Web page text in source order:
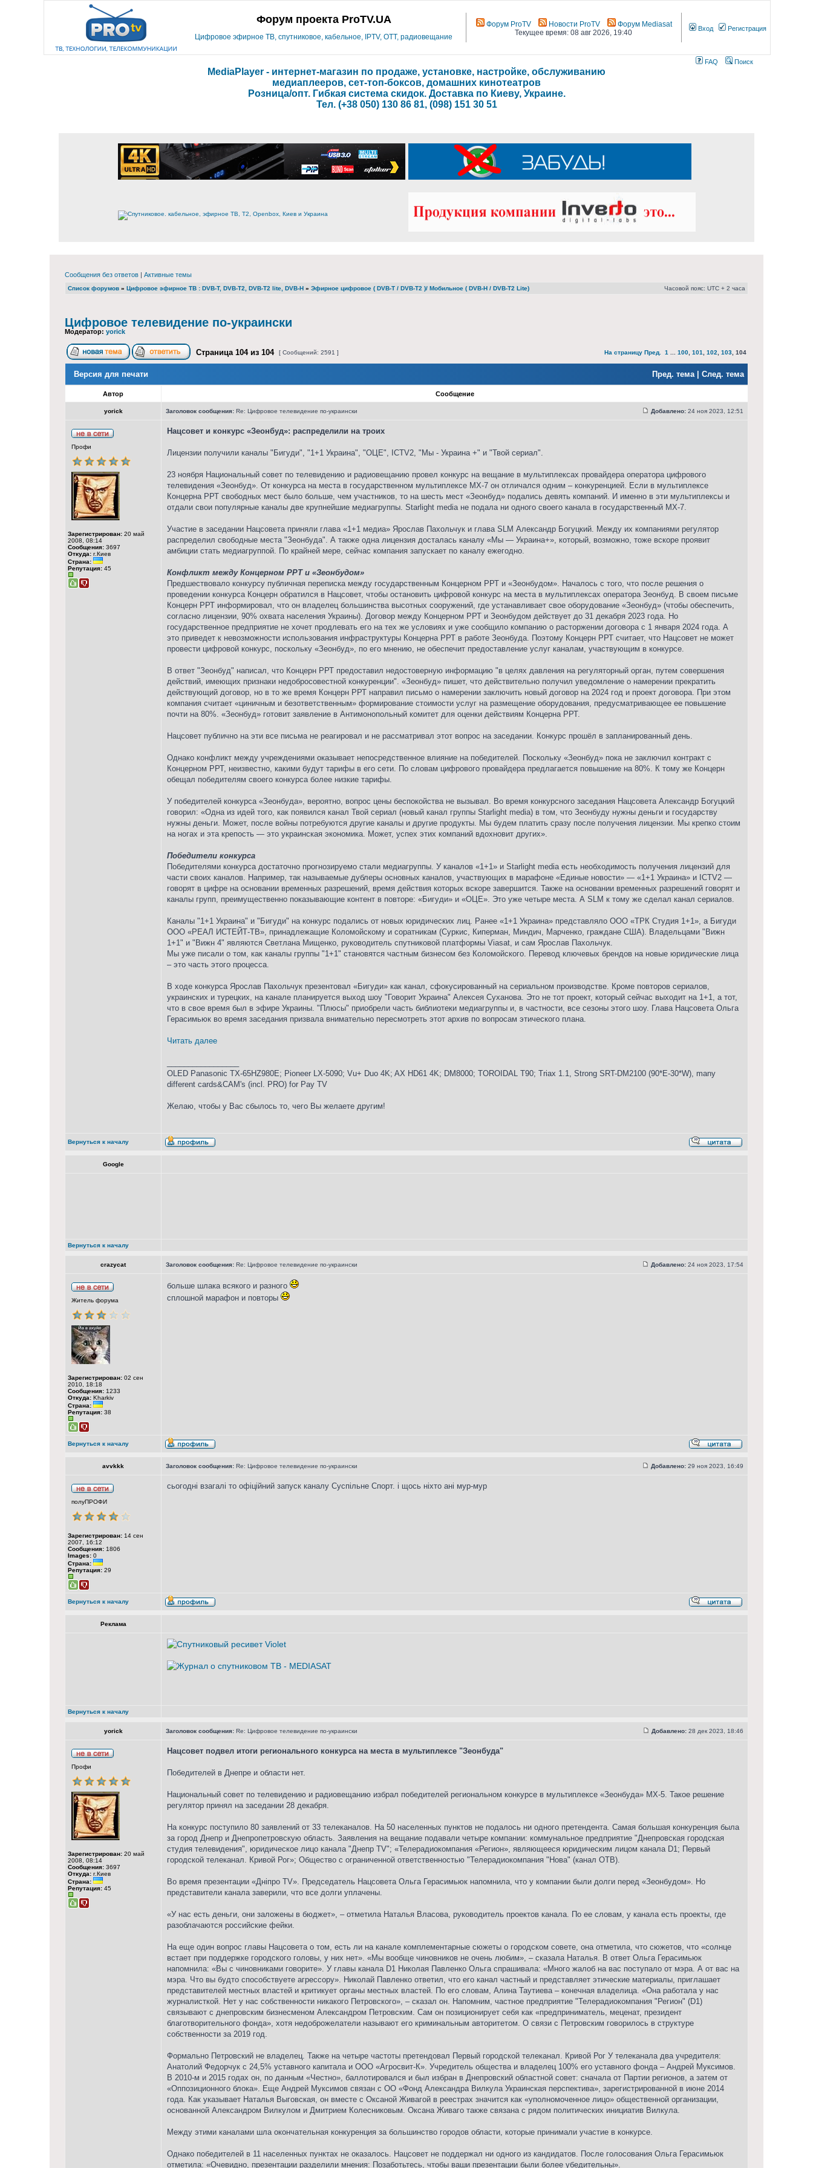
Форум проекта ProTV.UA
Цифровое эфирное ТВ, спутниковое, кабельное, IPTV, OTT, радиовещание
Форум ProTV Новости ProTV
Форум Mediasat
Текущее время: 08 авг 2026, 19:40
Вход Регистрация
FAQ Поиск
MediaPlayer - интернет-магазин по продаже, установке, настройке, обслуживанию
медиаплееров, сет-топ-боксов, домашних кинотеатров
Розница/опт. Гибкая система скидок. Доставка по Киеву, Украине.
Тел. (+38 050) 130 86 81, (098) 151 30 51
Сообщения без ответов | Активные темы
Список форумов » Цифровое эфирное ТВ : DVB-T, DVB-T2, DVB-T2 lite, DVB-H » Эфирное цифровое ( DVB-T / DVB-T2 )/ Мобильное ( DVB-H / DVB-T2 Lite) Часовой пояс: UTC + 2 часа
Цифровое телевидение по-украински
Модератор: yorick
Страница 104из 104 [ Сообщений: 2591 ] На страницу Пред. 1 100 101 102 103 104
Версия для печати Пред. тема| След. тема
Автор Сообщение
yorick Заголовок сообщения: Re: Цифровое телевидение по-украински Добавлено: 24 ноя 2023, 12:51
Профи
Зарегистрирован: 20 май
2008, 08:14
Сообщения: 3697
Откуда: г.Киев
Страна:
Репутация: 45
Нацсовет и конкурс «Зеонбуд»: распределили на троих
Лицензии получили каналы "Бигуди", "1+1 Украина", "ОЦЕ", ICTV2, "Мы - Украина +" и "Твой сериал".
23 ноября Национальный совет по телевидению и радиовещанию провел конкурс на вещание в мультиплексах провайдера оператора цифрового
телевидения «Зеонбуд». От конкурса на места в государственном мультиплексе МХ-7 он отличался одним – конкуренцией. Если в мультиплексе
Концерна РРТ свободных мест было больше, чем участников, то на шесть мест «Зеонбуд» подались девять компаний. И именно в эти мультиплексы и
отдали свои популярные каналы две крупнейшие медиагруппы. Starlight media не подала ни одного своего канала в государственный МХ-7.
Участие в заседании Нацсовета приняли глава «1+1 медиа» Ярослав Пахольчук и глава SLM Александр Богуцкий. Между их компаниями регулятор
распределил свободные места "Зеонбуда". А также одна лицензия досталась каналу «Мы — Украина+», который, возможно, тоже вскоре проявит
амбиции стать медиагруппой. По крайней мере, сейчас компания запускает по каналу ежегодно.
Конфликт между Концерном РРТ и «Зеонбудом»
Предшествовало конкурсу публичная переписка между государственным Концерном РРТ и «Зеонбудом». Началось с того, что после решения о
проведении конкурса Концерн обратился в Нацсовет, чтобы остановить цифровой конкурс на места в мультиплексах оператора Зеонбуд. В своем письме
Концерн РРТ информировал, что он владелец большинства высотных сооружений, где устанавливает свое оборудование «Зеонбуд» (чтобы обеспечить,
согласно лицензии, 90% охвата населения Украины). Договор между Концерном РРТ и Зеонбудом действует до 31 декабря 2023 года. Но
государственное предприятие не хочет продлевать его на тех же условиях и уже сообщило компанию о расторжении договора с 1 января 2024 года. А
это приведет к невозможности использования инфраструктуры Концерна РРТ в работе Зеонбуда. Поэтому Концерн РРТ считает, что Нацсовет не может
провести цифровой конкурс, поскольку «Зеонбуд», по его мнению, не обеспечит предоставление услуг каналам, участвующим в конкурсе.
В ответ "Зеонбуд" написал, что Концерн РРТ предоставил недостоверную информацию "в целях давления на регуляторный орган, путем совершения
действий, имеющих признаки недобросовестной конкуренции". «Зеонбуд» пишет, что действительно получил уведомление о намерении прекратить
действующий договор, но в то же время Концерн РРТ направил письмо о намерении заключить новый договор на 2024 год и проект договора. При этом
компания считает «циничным и безответственным» формирование стоимости услуг на размещение оборудования, предусматривающее ее повышение
почти на 80%. «Зеонбуд» готовит заявление в Антимонопольный комитет для оценки действиям Концерна РРТ.
Нацсовет публично на эти все письма не реагировал и не рассматривал этот вопрос на заседании. Конкурс прошёл в запланированный день.
Однако конфликт между учреждениями оказывает непосредственное влияние на победителей. Поскольку «Зеонбуд» пока не заключил контракт с
Концерном РРТ, неизвестно, какими будут тарифы в его сети. По словам цифрового провайдера предлагается повышение на 80%. К тому же Концерн
обещал победителям своего конкурса более низкие тарифы.
У победителей конкурса «Зеонбуда», вероятно, вопрос цены беспокойства не вызывал. Во время конкурсного заседания Нацсовета Александр Богуцкий
говорил: «Одна из идей того, как появился канал Твой сериал (новый канал группы Starlight media) в том, что Зеонбуду нужны деньги и государству
нужны деньги. Может, после войны потребуются другие каналы и другие продукты. Мы будем платить сразу после получения лицензии. Мы крепко стоим
на ногах и эта крепость — это украинская экономика. Может, успех этих компаний вдохновит других».
Победители конкурса
Победителями конкурса достаточно прогнозируемо стали медиагруппы. У каналов «1+1» и Starlight media есть необходимость получения лицензий для
части своих каналов. Например, так называемые дублеры основных каналов, участвующих в марафоне «Единые новости» — «1+1 Украина» и ICTV2 —
говорят в цифре на основании временных разрешений, время действия которых вскоре завершится. Также на основании временных разрешений говорят и
каналы групп, преимущественно показывающие контент в повторе: «Бигуди» и «ОЦЕ». Это уже четыре места. А SLM к тому же сделал канал сериалов.
Каналы "1+1 Украина" и "Бигуди" на конкурс подались от новых юридических лиц. Ранее «1+1 Украина» представляло ООО «ТРК Студия 1+1», а Бигуди
ООО «РЕАЛ ИСТЕЙТ-ТВ», принадлежащие Коломойскому и соратникам (Суркис, Киперман, Миндич, Марченко, граждане США). Владельцами "Вижн
1+1" и "Вижн 4" являются Светлана Мищенко, руководитель спутниковой платформы Viasat, и сам Ярослав Пахольчук.
Мы уже писали о том, как каналы группы "1+1" становятся частным бизнесом без Коломойского. Перевод ключевых брендов на новые юридические лица
– это часть этого процесса.
В ходе конкурса Ярослав Пахольчук презентовал «Бигуди» как канал, сфокусированный на сериальном производстве. Кроме повторов сериалов,
украинских и турецких, на канале планируется выход шоу "Говорит Украина" Алексея Суханова. Это не тот проект, который сейчас выходит на 1+1, а тот,
что в свое время был в эфире Украины. "Плюсы" приобрели часть библиотеки медиагруппы и, в частности, все сезоны этого шоу. Глава Нацсовета Ольга
Герасимьюк во время заседания призвала внимательно пересмотреть этот архив по вопросам этического плана.
Читать далее
OLED Panasonic TX-65HZ980E; Pioneer LX-5090; Vu+ Duo 4K; AX HD61 4K; DM8000; TOROIDAL T90; Triax 1.1, Strong SRT-DM2100 (90*E-30*W), many
different cards&CAM's (incl. PRO) for Pay TV
Желаю, чтобы у Вас сбылось то, чего Вы желаете другим!
Вернуться к началу
Google
Вернуться к началу
crazycat Заголовок сообщения: Re: Цифровое телевидение по-украински Добавлено: 24 ноя 2023, 17:54
Житель форума
Зарегистрирован: 02 сен
2010, 18:18
Сообщения: 1233
Откуда: Kharkiv
Страна:
Репутация: 38
больше шлака всякого и разного
сплошной марафон и повторы
Вернуться к началу
avvkkk Заголовок сообщения: Re: Цифровое телевидение по-украински Добавлено: 29 ноя 2023, 16:49
полуПРОФИ
Зарегистрирован: 14 сен
2007, 16:12
Сообщения: 1806
Images: 0
Страна:
Репутация: 29
сьогодні взагалі то офіційний запуск каналу Суспільне Спорт. і щось ніхто ані мур-мур
Вернуться к началу
Реклама
Вернуться к началу
yorick Заголовок сообщения: Re: Цифровое телевидение по-украински Добавлено: 28 дек 2023, 18:46
Профи
Зарегистрирован: 20 май
2008, 08:14
Сообщения: 3697
Откуда: г.Киев
Страна:
Репутация: 45
Нацсовет подвел итоги регионального конкурса на места в мультиплексе "Зеонбуда"
Победителей в Днепре и области нет.
Национальный совет по телевидению и радиовещанию избрал победителей региональном конкурсе в мультиплексе «Зеонбуда» МХ-5. Такое решение
регулятор принял на заседании 28 декабря.
На конкурс поступило 80 заявлений от 33 телеканалов. На 50 населенных пунктов не подалось ни одного претендента. Самая большая конкуренция была
за город Днепр и Днепропетровскую область. Заявления на вещание подавали четыре компании: коммунальное предприятие "Днепровская городская
студия телевидения", юридическое лицо канала "Днепр TV"; «Телерадиокомпания «Регион», являющееся юридическим лицом канала D1; Первый
городской телеканал. Кривой Рог»; Общество с ограниченной ответственностью "Телерадиокомпания "Нова" (канал ОТВ).
Во время презентации «Дніпро TV». Председатель Нацсовета Ольга Герасимьюк напомнила, что у компании были долги перед «Зеонбудом». Но
представители канала заверили, что все долги уплачены.
«У нас есть деньги, они заложены в бюджет», – отметила Наталья Власова, руководитель проектов канала. По ее словам, у канала есть проекты, где
разоблачаются российские фейки.
На еще один вопрос главы Нацсовета о том, есть ли на канале комплементарные сюжеты о городском совете, она отметила, что сюжетов, что «солнце
встает при поддержке городского головы, у них нет». «Мы вообще чиновников не очень любим», – сказала Наталья. В ответ Ольга Герасимьюк
напомнила: «Вы с чиновниками говорите». У главы канала D1 Николая Павленко Ольга спрашивала: «Много жалоб на вас поступало от мэра. А от вас на
мэра. Что вы будто способствуете агрессору». Николай Павленко ответил, что его канал частный и представляет этические материалы, приглашает
представителей местных властей и критикует органы местных властей. По его словам, Алина Таутиева – конечная владелица. «Она работала у нас
журналисткой. Нет у нас собственности никакого Петровского», – сказал он. Напомним, частное предприятие "Телерадиокомпания "Регион" (D1)
связывают с днепровским бизнесменом Александром Петровским. Сам он позиционирует себя как «предприниматель, меценат, президент
благотворительного фонда», хотя недоброжелатели называют его криминальным авторитетом. О связи с Петровским говорилось в структуре
собственности за 2019 год.
Формально Петровский не владелец. Также на четыре частоты претендовал Первый городской телеканал. Кривой Рог У телеканала два учредителя:
Анатолий Федорчук с 24,5% уставного капитала и ООО «Агросвит-К». Учредитель общества и владелец 100% его уставного фонда – Андрей Муксимов.
В 2010-м и 2015 годах он, по данным «Честно», баллотировался и был избран в Днепровский областной совет: сначала от Партии регионов, а затем от
«Оппозиционного блока». Еще Андрей Муксимов связан с ОО «Фонд Александра Вилкула Украинская перспектива», зарегистрированной в июне 2014
года. Как указывает Наталья Выговская, он вместе с Оксаной Живагой в реестрах значится как «уполномоченное лицо» общественной организации,
основанной Александром Вилкулом и Дмитрием Колесниковым. Оксана Живаго также связана с рядом политических инициатив Вилкула.
Между этими каналами шла окончательная конкуренция за большинство городов области, которые принимали участие в конкурсе.
Однако победителей в 11 населенных пунктах не оказалось. Нацсовет не поддержал ни одного из кандидатов. После голосования Ольга Герасимьюк
отметила: «Очевидно, презентации разделили мнения: Позаботьтесь, чтобы ваши презентации были более убедительны».